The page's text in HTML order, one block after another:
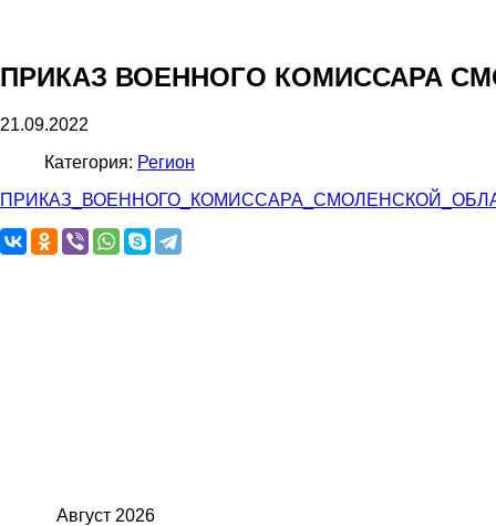
ПРИКАЗ ВОЕННОГО КОМИССАРА
21.09.2022
Категория: Регион
Август 2026